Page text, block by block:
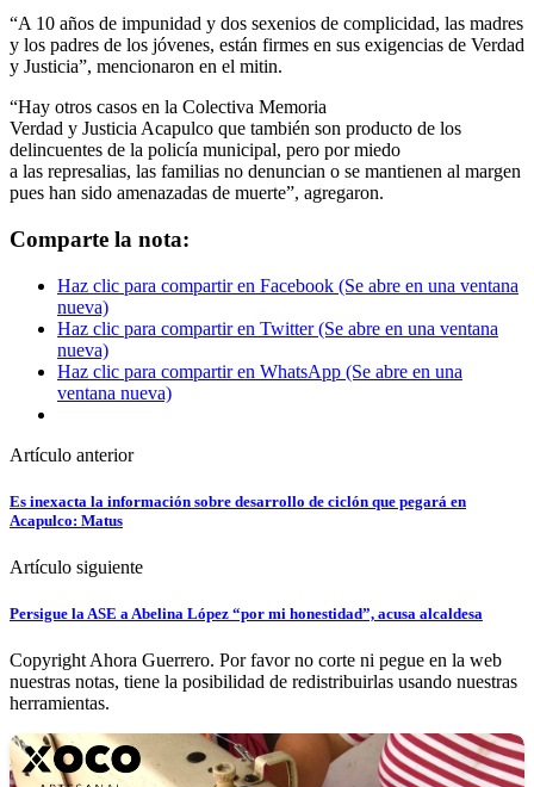
“A 10 años de impunidad y dos sexenios de complicidad, las madres
y los padres de los jóvenes, están firmes en sus exigencias de Verdad
y Justicia”, mencionaron en el mitin.
“Hay otros casos en la Colectiva Memoria
Verdad y Justicia Acapulco que también son producto de los
delincuentes de la policía municipal, pero por miedo
a las represalias, las familias no denuncian o se mantienen al margen
pues han sido amenazadas de muerte”, agregaron.
Comparte la nota:
Haz clic para compartir en Facebook (Se abre en una ventana
nueva)
Haz clic para compartir en Twitter (Se abre en una ventana
nueva)
Haz clic para compartir en WhatsApp (Se abre en una
ventana nueva)
Artículo anterior
Es inexacta la información sobre desarrollo de ciclón que pegará en
Acapulco: Matus
Artículo siguiente
Persigue la ASE a Abelina López “por mi honestidad”, acusa alcaldesa
Copyright Ahora Guerrero. Por favor no corte ni pegue en la web
nuestras notas, tiene la posibilidad de redistribuirlas usando nuestras
herramientas.